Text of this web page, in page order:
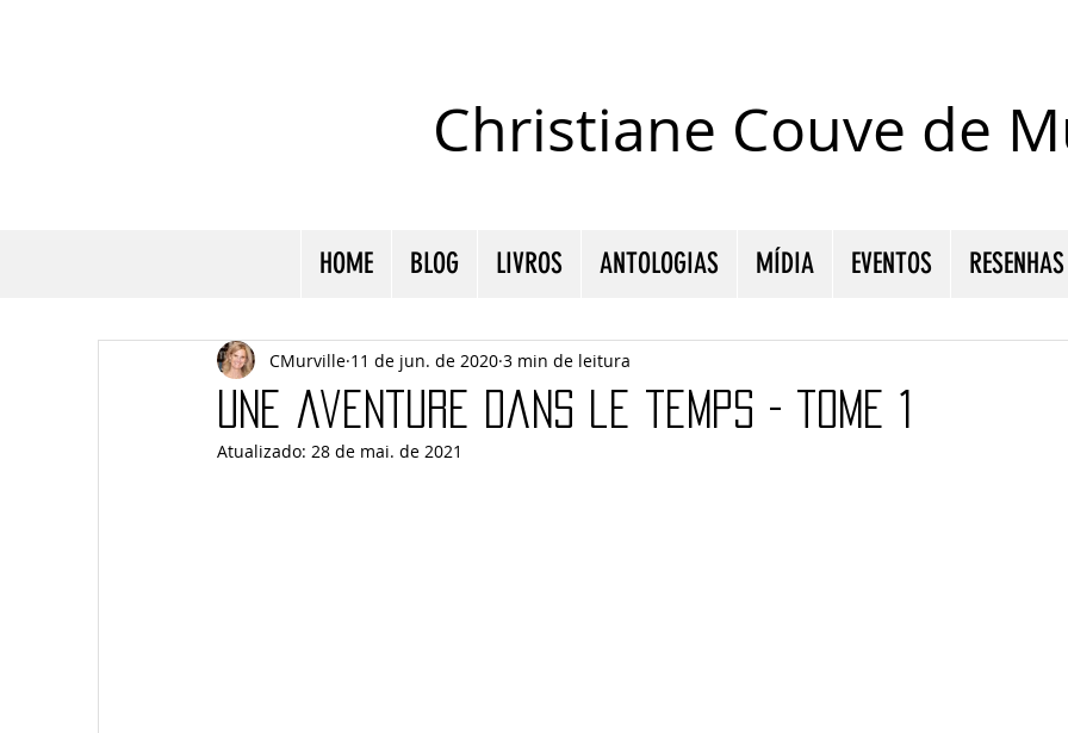
Christiane Couve de
HOME BLOG LIVROS ANTOLOGIAS MÍDIA EVENTOS RESENHAS
une aventure dans le temps - tome 1
CMurville 11 de jun. de 2020 3 min de leitura
Atualizado: 28 de mai. de 2021